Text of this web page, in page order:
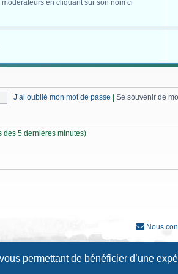
permettant de bénéficier d’une
en cliquant sur son nom ci
J’ai oublié mon mot de passe Se souvenir de
des 5 dernières minutes)
Nous
française officielle©Qiaeru